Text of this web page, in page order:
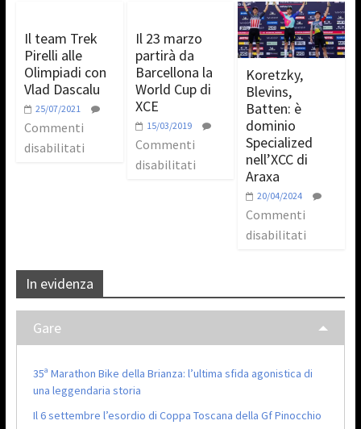
Il team Trek
Pirelli alle
Olimpiadi con
Vlad Dascalu
25/07/2021
Commenti
disabilitati
Il 23 marzo
partirà da
Barcellona la
World Cup di
XCE
15/03/2019
Commenti
disabilitati
Koretzky,
Blevins,
Batten: è
dominio
Specialized
nell’XCC di
Araxa
20/04/2024
Commenti
disabilitati
In evidenza
Gare
35ª Marathon Bike della Brianza: l’ultima sfida agonistica di
una leggendaria storia
Il 6 settembre l’esordio di Coppa Toscana della Gf Pinocchio